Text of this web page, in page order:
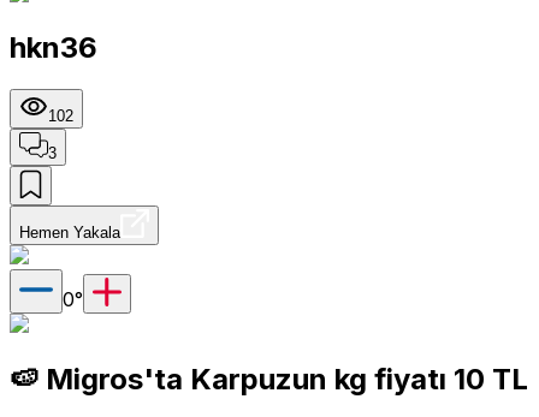
hkn36
102
3
Hemen Yakala
0°
🍉 Migros'ta Karpuzun kg fiyatı 10 TL